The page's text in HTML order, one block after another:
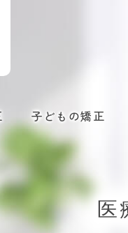
子どもの矯正
医